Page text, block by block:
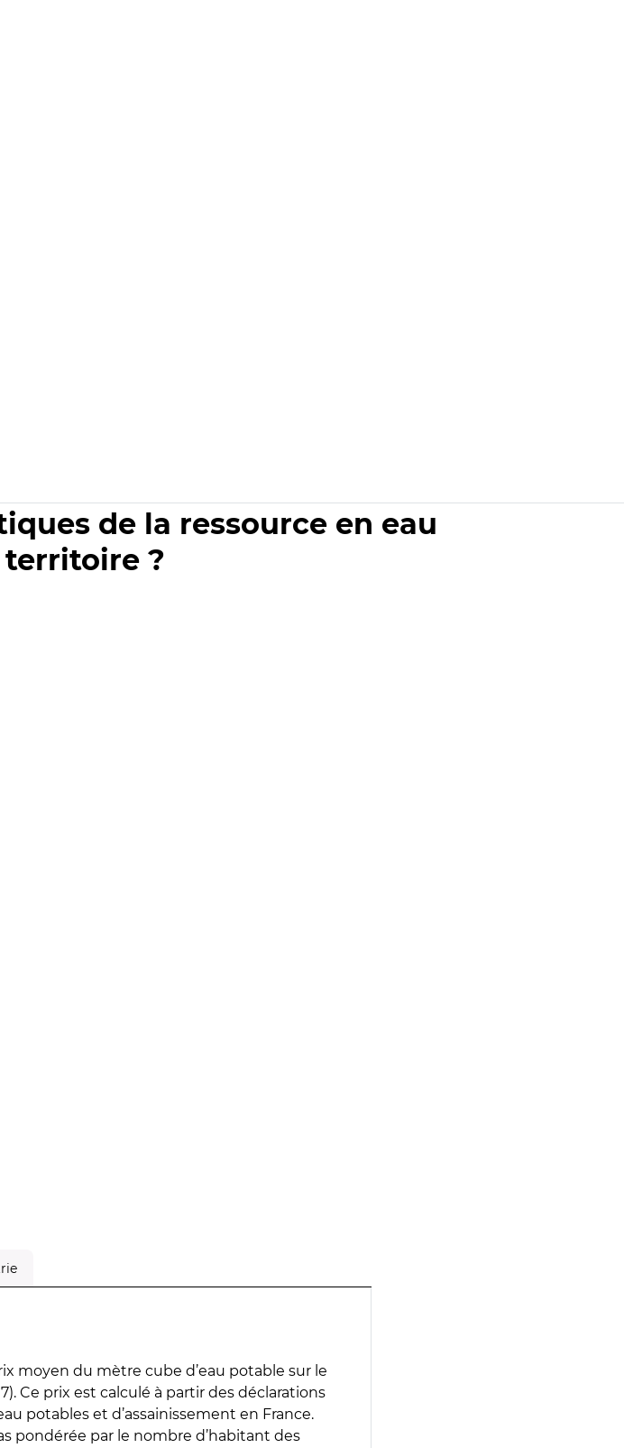
de la ressource en eau
?
moyen du mètre cube d’eau potable sur le
Ce prix est calculé à partir des déclarations
potables et d’assainissement en France.
pondérée par le nombre d’habitant des